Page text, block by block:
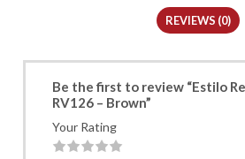
REVIEWS (0)
Be the first to review “Estilo
RV126 – Brown”
Your Rating